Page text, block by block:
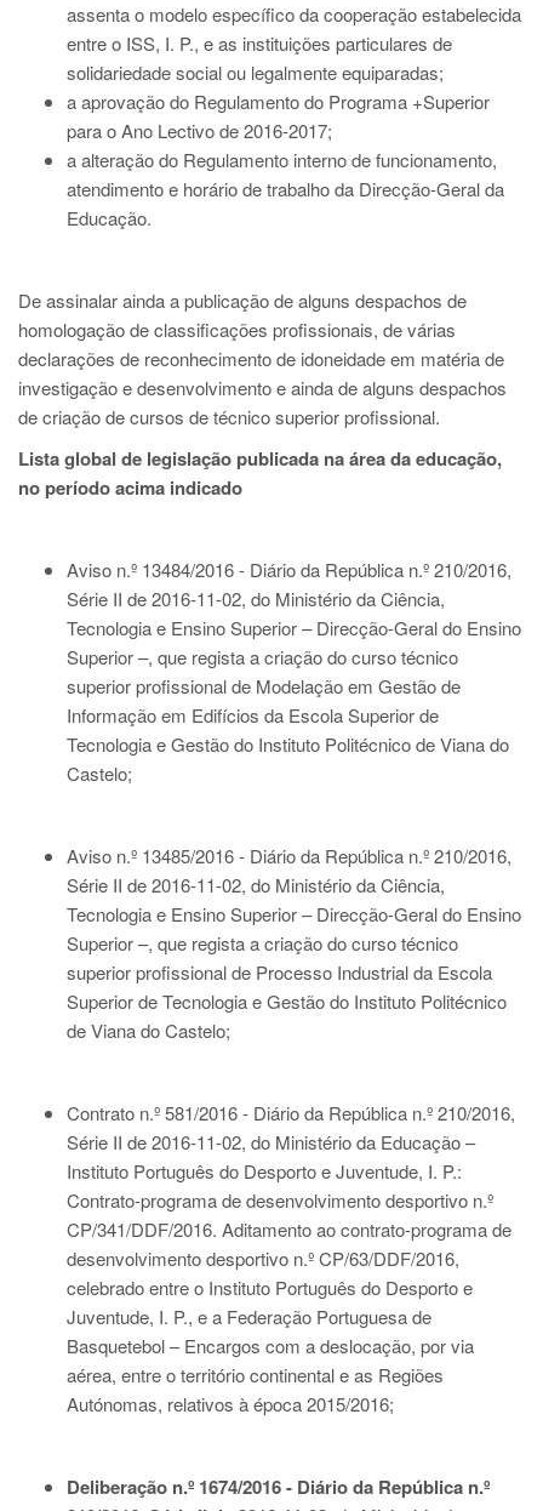
assenta o modelo específico da cooperação estabelecida
entre o ISS, I. P., e as instituições particulares de
solidariedade social ou legalmente equiparadas;
a aprovação do Regulamento do Programa +Superior
para o Ano Lectivo de 2016-2017;
a alteração do Regulamento interno de funcionamento,
atendimento e horário de trabalho da Direcção-Geral da
Educação.
De assinalar ainda a publicação de alguns despachos de
homologação de classificações profissionais, de várias
declarações de reconhecimento de idoneidade em matéria de
investigação e desenvolvimento e ainda de alguns despachos
de criação de cursos de técnico superior profissional.
Lista global de legislação publicada na área da educação,
no período acima indicado
Aviso n.º 13484/2016 - Diário da República n.º 210/2016,
Série II de 2016-11-02, do Ministério da Ciência,
Tecnologia e Ensino Superior – Direcção-Geral do Ensino
Superior –, que regista a criação do curso técnico
superior profissional de Modelação em Gestão de
Informação em Edifícios da Escola Superior de
Tecnologia e Gestão do Instituto Politécnico de Viana do
Castelo;
Aviso n.º 13485/2016 - Diário da República n.º 210/2016,
Série II de 2016-11-02, do Ministério da Ciência,
Tecnologia e Ensino Superior – Direcção-Geral do Ensino
Superior –, que regista a criação do curso técnico
superior profissional de Processo Industrial da Escola
Superior de Tecnologia e Gestão do Instituto Politécnico
de Viana do Castelo;
Contrato n.º 581/2016 - Diário da República n.º 210/2016,
Série II de 2016-11-02, do Ministério da Educação –
Instituto Português do Desporto e Juventude, I. P.:
Contrato-programa de desenvolvimento desportivo n.º
CP/341/DDF/2016. Aditamento ao contrato-programa de
desenvolvimento desportivo n.º CP/63/DDF/2016,
celebrado entre o Instituto Português do Desporto e
Juventude, I. P., e a Federação Portuguesa de
Basquetebol – Encargos com a deslocação, por via
aérea, entre o território continental e as Regiões
Autónomas, relativos à época 2015/2016;
Deliberação n.º 1674/2016 - Diário da República n.º